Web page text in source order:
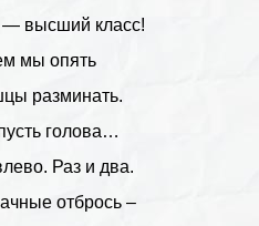
высший класс!
мы опять
разминать.
голова…
Раз и два.
отбрось –